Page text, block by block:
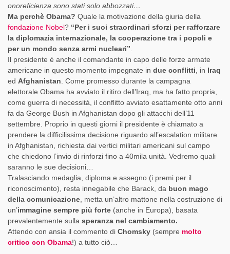
onoreficienza sono stati solo abbozzati…
Ma perchè Obama? Quale la motivazione della giuria della
fondazione Nobel? “Per i suoi straordinari sforzi per rafforzare
la diplomazia internazionale, la cooperazione tra i popoli e
per un mondo senza armi nucleari”.
Il presidente è anche il comandante in capo delle forze armate
americane in questo momento impegnate in due conflitti, in Iraq
ed Afghanistan. Come promesso durante la campagna
elettorale Obama ha avviato il ritiro dell’Iraq, ma ha fatto propria,
come guerra di necessità, il conflitto avviato esattamente otto anni
fa da George Bush in Afghanistan dopo gli attacchi dell’11
settembre. Proprio in questi giorni il presidente è chiamato a
prendere la difficilissima decisione riguardo all’escalation militare
in Afghanistan, richiesta dai vertici militari americani sul campo
che chiedono l’invio di rinforzi fino a 40mila unità. Vedremo quali
saranno le sue decisioni…
Tralasciando medaglia, diploma e assegno (i premi per il
riconoscimento), resta innegabile che Barack, da buon mago
della comunicazione, metta un’altro mattone nella costruzione di
un’immagine sempre più forte (anche in Europa), basata
prevalentemente sulla speranza nel cambiamento.
Attendo con ansia il commento di Chomsky (sempre molto
critico con Obama!) a tutto ciò…